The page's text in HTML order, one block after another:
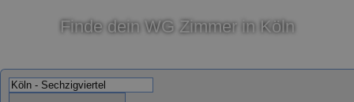
Finde dein WG Zimmer in Köln